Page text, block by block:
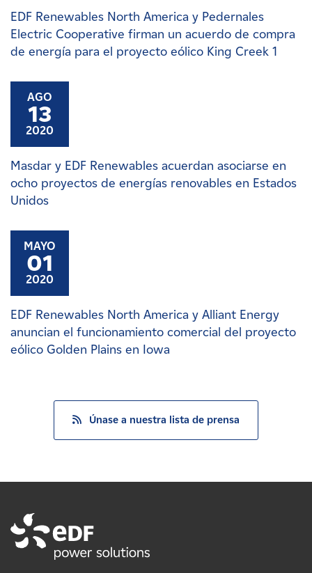
EDF Renewables North America y Pedernales
Electric Cooperative firman un acuerdo de compra
de energía para el proyecto eólico King Creek 1
AGO
13
2020
Masdar y EDF Renewables acuerdan asociarse en
ocho proyectos de energías renovables en Estados
Unidos
MAYO
01
2020
EDF Renewables North America y Alliant Energy
anuncian el funcionamiento comercial del proyecto
eólico Golden Plains en Iowa
Únase a nuestra lista de prensa